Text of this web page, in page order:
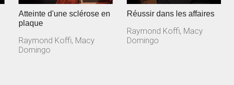
Atteinte d'une sclérose en
plaque
Raymond Koffi, Macy
Domingo
Réussir dans les affaires
Raymond Koffi, Macy
Domingo